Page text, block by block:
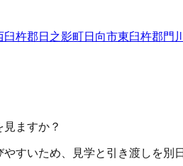
臼杵郡日之影町日向市東臼杵郡門
ますか？
すいため、見学と引き渡しを